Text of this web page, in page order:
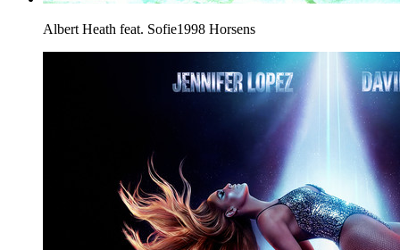
Albert Heath feat. Sofie1998 Horsens